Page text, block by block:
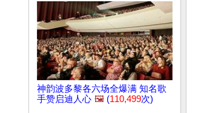
神韵波多黎各六场全爆满 知名歌
手赞启迪人心 🖼️ (110,499次)